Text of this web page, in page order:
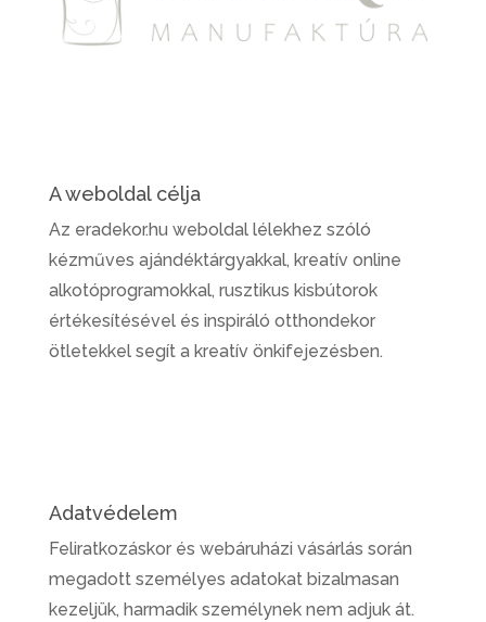
A weboldal célja
Az eradekor.hu weboldal lélekhez szóló
kézműves ajándéktárgyakkal, kreatív online
alkotóprogramokkal, rusztikus kisbútorok
értékesítésével és inspiráló otthondekor
ötletekkel segít a kreatív önkifejezésben.
Adatvédelem
Feliratkozáskor és webáruházi vásárlás során
megadott személyes adatokat bizalmasan
kezeljük, harmadik személynek nem adjuk át.